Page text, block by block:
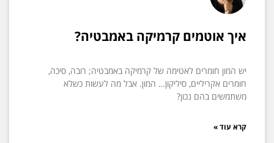
איך אוטמים קרמיקה באמבטיה?
יש המון חומרים לאטימה של קרמיקה באמבטיה; רובה, סיכה,
חומרים אקריליים, סיליקון… המון. אבל מה לעשות כשלא
משתמשים בהם נכון?
קרא עוד »